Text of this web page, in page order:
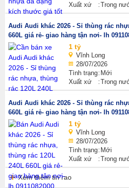
Xuất xứ
Trong
Audi Audi khác 2026 - Sỉ thùng rác
660L giá rẻ- giao hàng tận nơi- lh
1 tỷ
Vĩnh Long
28/07/2026
Tình trạng Mới
Xuất xứ
Trong
Audi Audi khác 2026 - Sỉ thùng rác
660L giá rẻ- giao hàng tận nơi- lh
1 tỷ
Vĩnh Long
28/07/2026
Tình trạng Mới
Xuất xứ
Trong
Xem thêm tin rao